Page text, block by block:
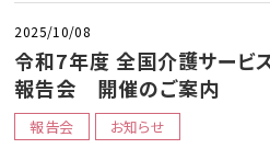
2025/10/08
令和7年度 全国介護サービ
報告会 開催のご案内
報告会 お知らせ